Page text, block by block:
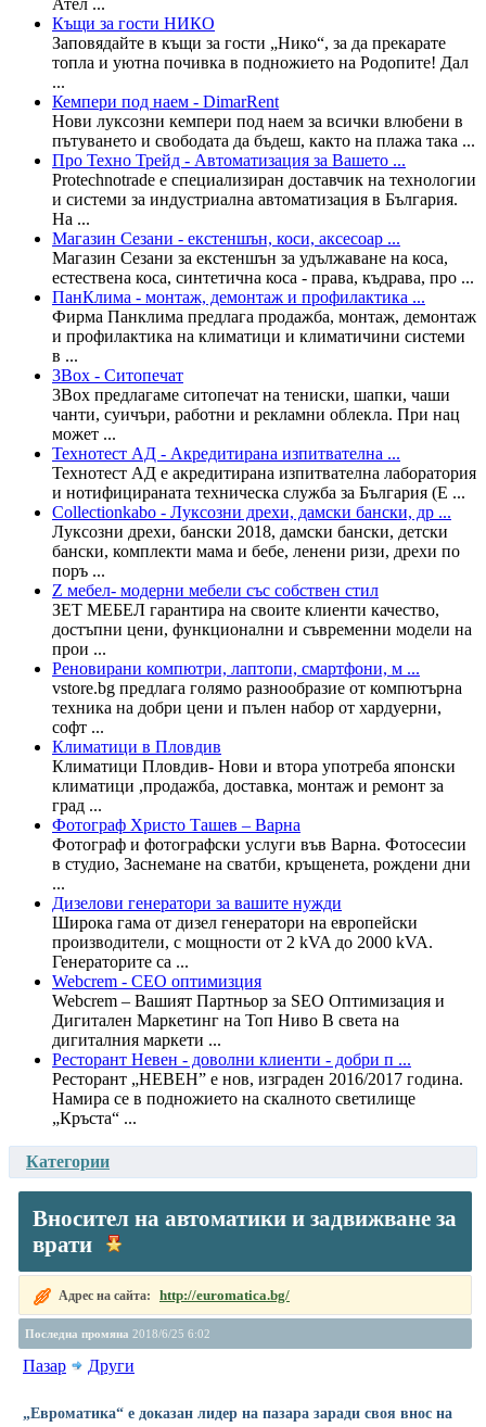
Къщи за гости НИКО
Заповядайте в къщи за гости „Нико“, за да прекарате
топла и уютна почивка в подножието на Родопите! Дал
...
Кемпери под наем - DimarRent
Нови луксозни кемпери под наем за всички влюбени в
пътуването и свободата да бъдеш, както на плажа така ...
Про Техно Трейд - Автоматизация за Вашето ...
Protechnotrade е специализиран доставчик на технологии
и системи за индустриална автоматизация в България.
На ...
Магазин Сезани - екстеншън, коси, аксесоар ...
Магазин Сезани за екстеншън за удължаване на коса,
естествена коса, синтетична коса - права, къдрава, про ...
ПанКлима - монтаж, демонтаж и профилактика ...
Фирма Панклима предлага продажба, монтаж, демонтаж
и профилактика на климатици и климатичини системи
в ...
3Box - Ситопечат
3Box предлагаме ситопечат на тениски, шапки, чаши
чанти, суичъри, работни и рекламни облекла. При нац
может ...
Технотест АД - Акредитирана изпитвателна ...
Технотест АД е акредитирана изпитвателна лаборатория
и нотифицираната техническа служба за България (E ...
Collectionkabo - Луксозни дрехи, дамски бански, др ...
Луксозни дрехи, бански 2018, дамски бански, детски
бански, комплекти мама и бебе, ленени ризи, дрехи по
поръ ...
Z мебел- модерни мебели със собствен стил
ЗЕТ МЕБЕЛ гарантира на своите клиенти качество,
достъпни цени, функционални и съвременни модели на
прои ...
Реновирани компютри, лаптопи, смартфони, м ...
vstore.bg предлага голямо разнообразие от компютърна
техника на добри цени и пълен набор от хардуерни,
софт ...
Климатици в Пловдив
Климатици Пловдив- Нови и втора употреба японски
климатици ,продажба, доставка, монтаж и ремонт за
град ...
Фотограф Христо Ташев – Варна
Фотограф и фотографски услуги във Варна. Фотосесии
в студио, Заснемане на сватби, кръщенета, рождени дни
...
Дизелови генератори за вашите нужди
Широка гама от дизел генератори на европейски
производители, с мощности от 2 kVA до 2000 kVA.
Генераторите са ...
Webcrem - СЕО оптимизция
Webcrem – Вашият Партньор за SEO Оптимизация и
Дигитален Маркетинг на Топ Ниво В света на
дигиталния маркети ...
Ресторант Невен - доволни клиенти - добри п ...
Ресторант „НЕВЕН” е нов, изграден 2016/2017 година.
Намира се в подножието на скалното светилище
„Кръста“ ...
Категории
Вносител на автоматики и задвижване за
врати
Адрес на сайта: http://euromatica.bg/
Последна промяна 2018/6/25 6:02
Пазар Други
„Евроматика“ е доказан лидер на пазара заради своя внос на